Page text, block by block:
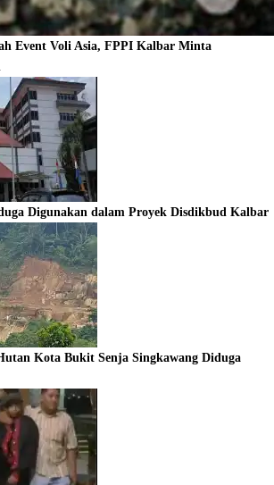
Event Voli Asia, FPPI Kalbar Minta
Digunakan dalam Proyek Disdikbud Kalbar
Kota Bukit Senja Singkawang Diduga